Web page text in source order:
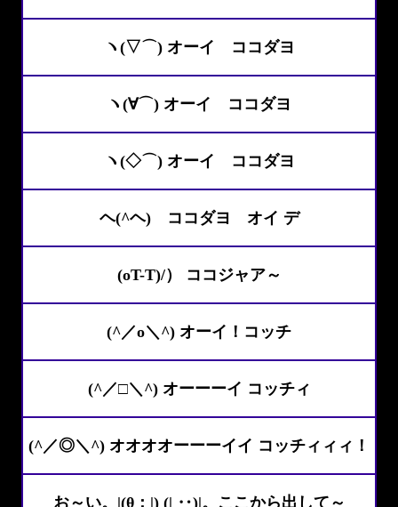
ヽ(▽⌒) オーイ ココダヨ
ヽ(∀⌒) オーイ ココダヨ
ヽ(◇⌒) オーイ ココダヨ
ヘ(^ヘ) ココダヨ オイ デ
(oT-T)/） ココジャア～
(^／o＼^) オーイ！コッチ
(^／□＼^) オーーーイ コッチィ
(^／◎＼^) オオオオーーーイイ コッチィィィ！
お～い。|(θ；|) (| ‥)|。ここから出して～